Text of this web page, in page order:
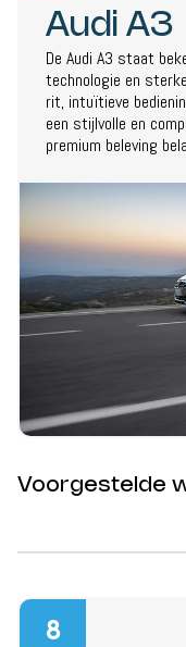
Audi A3
De Audi A3 staat
technologie en
rit, intuïtieve
een stijlvolle en
premium beleving
Voorgestelde
8